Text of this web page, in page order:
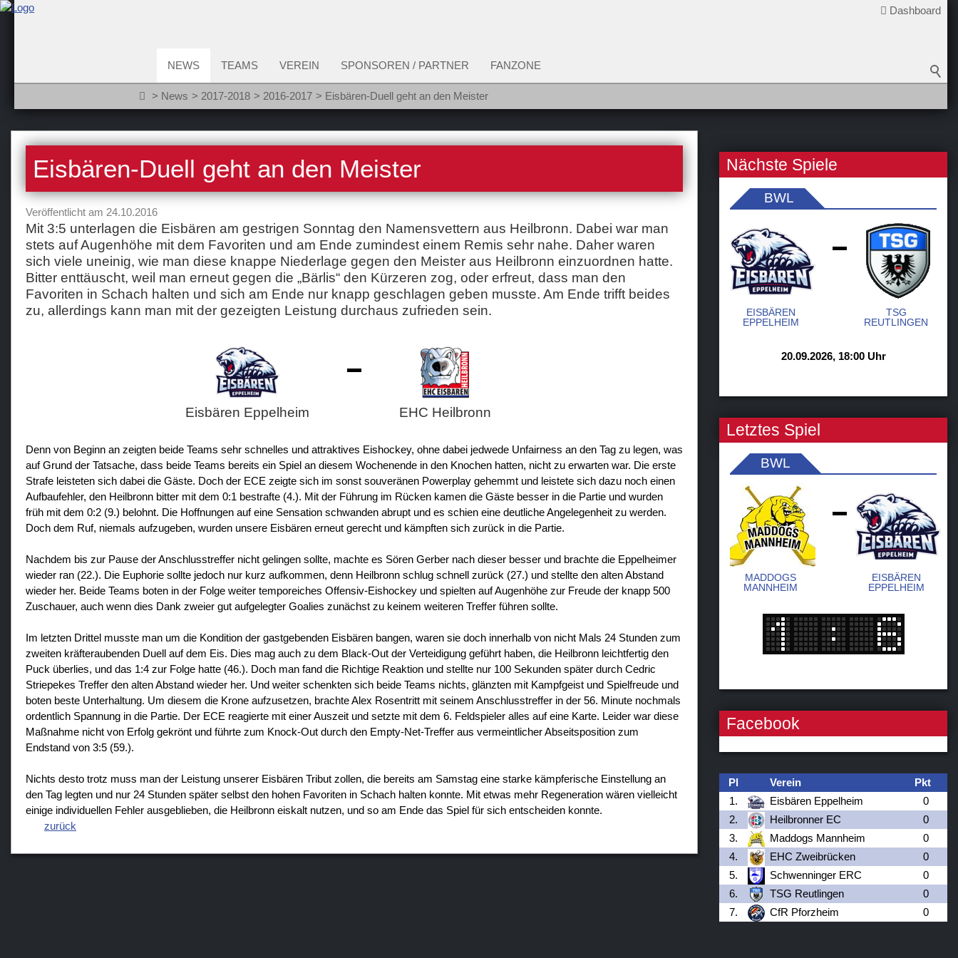
Dashboard
NEWS TEAMS VEREIN SPONSOREN / PARTNER FANZONE
News 2017-2018 2016-2017 Eisbären-Duell geht an den Meister
Eisbären-Duell geht an den Meister
Veröffentlicht am 24.10.2016
Mit 3:5 unterlagen die Eisbären am gestrigen Sonntag den Namensvettern aus Heilbronn. Dabei war man
stets auf Augenhöhe mit dem Favoriten und am Ende zumindest einem Remis sehr nahe. Daher waren
sich viele uneinig, wie man diese knappe Niederlage gegen den Meister aus Heilbronn einzuordnen hatte.
Bitter enttäuscht, weil man erneut gegen die „Bärlis“ den Kürzeren zog, oder erfreut, dass man den
Favoriten in Schach halten und sich am Ende nur knapp geschlagen geben musste. Am Ende trifft beides
zu, allerdings kann man mit der gezeigten Leistung durchaus zufrieden sein.
Eisbären Eppelheim EHC Heilbronn
Denn von Beginn an zeigten beide Teams sehr schnelles und attraktives Eishockey, ohne dabei jedwede Unfairness an den Tag zu legen, was
auf Grund der Tatsache, dass beide Teams bereits ein Spiel an diesem Wochenende in den Knochen hatten, nicht zu erwarten war. Die erste
Strafe leisteten sich dabei die Gäste. Doch der ECE zeigte sich im sonst souveränen Powerplay gehemmt und leistete sich dazu noch einen
Aufbaufehler, den Heilbronn bitter mit dem 0:1 bestrafte (4.). Mit der Führung im Rücken kamen die Gäste besser in die Partie und wurden
früh mit dem 0:2 (9.) belohnt. Die Hoffnungen auf eine Sensation schwanden abrupt und es schien eine deutliche Angelegenheit zu werden.
Doch dem Ruf, niemals aufzugeben, wurden unsere Eisbären erneut gerecht und kämpften sich zurück in die Partie.
Nachdem bis zur Pause der Anschlusstreffer nicht gelingen sollte, machte es Sören Gerber nach dieser besser und brachte die Eppelheimer
wieder ran (22.). Die Euphorie sollte jedoch nur kurz aufkommen, denn Heilbronn schlug schnell zurück (27.) und stellte den alten Abstand
wieder her. Beide Teams boten in der Folge weiter temporeiches Offensiv-Eishockey und spielten auf Augenhöhe zur Freude der knapp 500
Zuschauer, auch wenn dies Dank zweier gut aufgelegter Goalies zunächst zu keinem weiteren Treffer führen sollte.
Im letzten Drittel musste man um die Kondition der gastgebenden Eisbären bangen, waren sie doch innerhalb von nicht Mals 24 Stunden zum
zweiten kräfteraubenden Duell auf dem Eis. Dies mag auch zu dem Black-Out der Verteidigung geführt haben, die Heilbronn leichtfertig den
Puck überlies, und das 1:4 zur Folge hatte (46.). Doch man fand die Richtige Reaktion und stellte nur 100 Sekunden später durch Cedric
Striepekes Treffer den alten Abstand wieder her. Und weiter schenkten sich beide Teams nichts, glänzten mit Kampfgeist und Spielfreude und
boten beste Unterhaltung. Um diesem die Krone aufzusetzen, brachte Alex Rosentritt mit seinem Anschlusstreffer in der 56. Minute nochmals
ordentlich Spannung in die Partie. Der ECE reagierte mit einer Auszeit und setzte mit dem 6. Feldspieler alles auf eine Karte. Leider war diese
Maßnahme nicht von Erfolg gekrönt und führte zum Knock-Out durch den Empty-Net-Treffer aus vermeintlicher Abseitsposition zum
Endstand von 3:5 (59.).
Nichts desto trotz muss man der Leistung unserer Eisbären Tribut zollen, die bereits am Samstag eine starke kämpferische Einstellung an
den Tag legten und nur 24 Stunden später selbst den hohen Favoriten in Schach halten konnte. Mit etwas mehr Regeneration wären vielleicht
einige individuellen Fehler ausgeblieben, die Heilbronn eiskalt nutzen, und so am Ende das Spiel für sich entscheiden konnte.
zurück
Nächste Spiele
BWL
EISBÄREN
EPPELHEIM
-
TSG
REUTLINGEN
20.09.2026, 18:00 Uhr
Letztes Spiel
BWL
MADDOGS
MANNHEIM
-
EISBÄREN
EPPELHEIM
Facebook
Pl Verein
Pkt
1.
Eisbären Eppelheim
0
2.
Heilbronner EC
0
3.
Maddogs Mannheim
0
4.
EHC Zweibrücken
0
5.
Schwenninger ERC
0
6.
TSG Reutlingen
0
7.
CfR Pforzheim 0